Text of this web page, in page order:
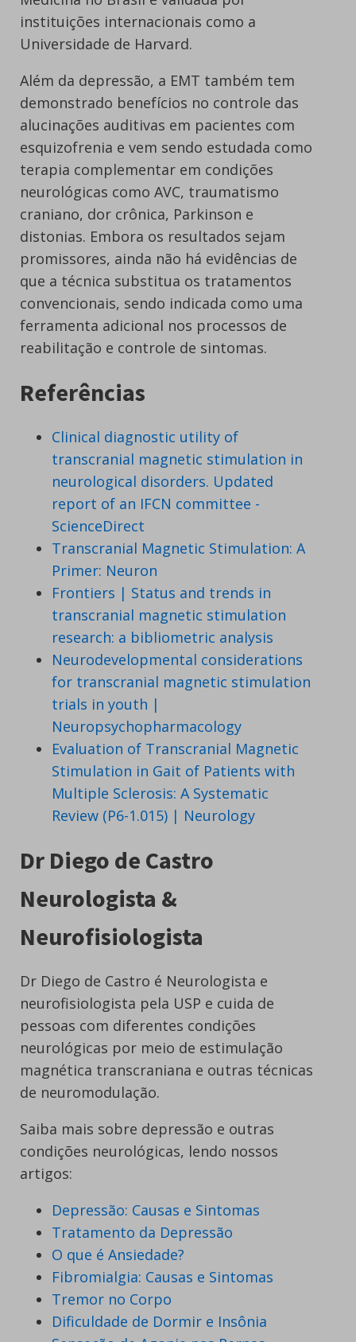
instituições internacionais como a
Universidade de Harvard.
Além da depressão, a EMT também tem
demonstrado benefícios no controle das
alucinações auditivas em pacientes com
esquizofrenia e vem sendo estudada como
terapia complementar em condições
neurológicas como AVC, traumatismo
craniano, dor crônica, Parkinson e
distonias. Embora os resultados sejam
promissores, ainda não há evidências de
que a técnica substitua os tratamentos
convencionais, sendo indicada como uma
ferramenta adicional nos processos de
reabilitação e controle de sintomas.
Referências
Clinical diagnostic utility of
transcranial magnetic stimulation in
neurological disorders. Updated
report of an IFCN committee -
ScienceDirect
Transcranial Magnetic Stimulation: A
Primer: Neuron
Frontiers | Status and trends in
transcranial magnetic stimulation
research: a bibliometric analysis
Neurodevelopmental considerations
for transcranial magnetic stimulation
trials in youth |
Neuropsychopharmacology
Evaluation of Transcranial Magnetic
Stimulation in Gait of Patients with
Multiple Sclerosis: A Systematic
Review (P6-1.015) | Neurology
Dr Diego de Castro
Neurologista &
Neurofisiologista
Dr Diego de Castro é Neurologista e
neurofisiologista pela USP e cuida de
pessoas com diferentes condições
neurológicas por meio de estimulação
magnética transcraniana e outras técnicas
de neuromodulação.
Saiba mais sobre depressão e outras
condições neurológicas, lendo nossos
artigos:
Depressão: Causas e Sintomas
Tratamento da Depressão
O que é Ansiedade?
Fibromialgia: Causas e Sintomas
Tremor no Corpo
Dificuldade de Dormir e Insônia